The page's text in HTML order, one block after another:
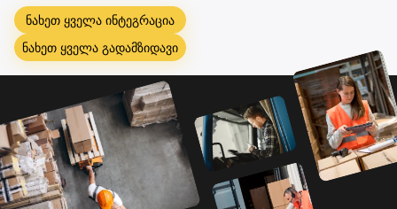
ნახეთ ყველა ინტეგრაცია
ნახეთ ყველა გადამზიდავი